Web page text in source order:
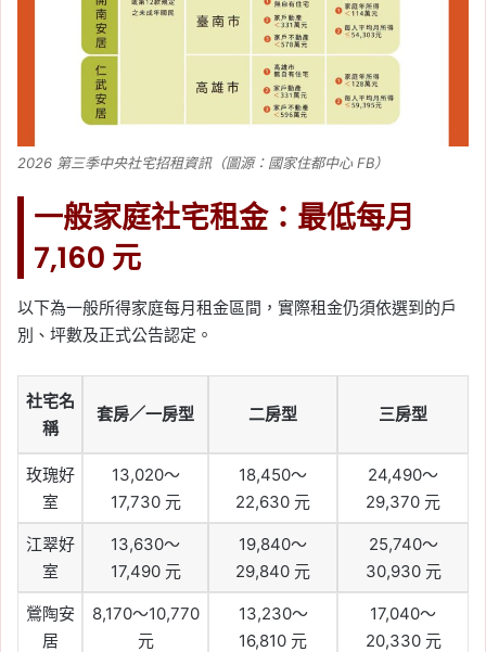
2026 第三季中央社宅招租資訊（圖源：國家住都中心 FB）
一般家庭社宅租金：最低每月
7,160 元
以下為一般所得家庭每月租金區間，實際租金仍須依選到的戶
別、坪數及正式公告認定。
社宅名
稱
套房／一房型 二房型 三房型
玫瑰好
室
13,020～
17,730 元
18,450～
22,630 元
24,490～
29,370 元
江翠好
室
13,630～
17,490 元
19,840～
29,840 元
25,740～
30,930 元
鶯陶安
居
8,170～10,770
元
13,230～
16,810 元
17,040～
20,330 元